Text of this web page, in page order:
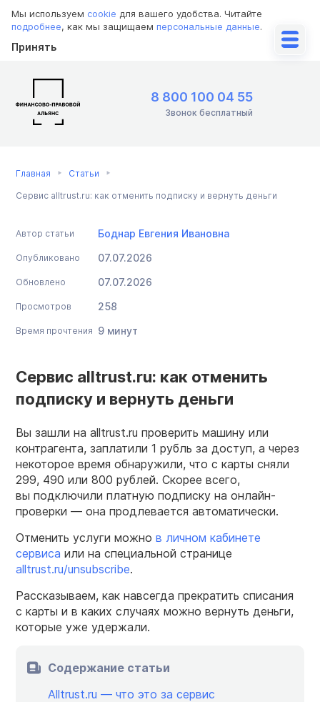
Мы используем cookie для вашего удобства. Читайте
подробнее, как мы защищаем персональные данные.
Принять
8 800 100 04 55
Звонок бесплатный
Главная Статьи
Сервис alltrust.ru: как отменить подписку и вернуть деньги
Автор статьи Боднар Евгения Ивановна
Опубликовано 07.07.2026
Обновлено 07.07.2026
Просмотров 258
Время прочтения 9 минут
Сервис alltrust.ru: как отменить
подписку и вернуть деньги
Вы зашли на alltrust.ru проверить машину или
контрагента, заплатили 1 рубль за доступ, а через
некоторое время обнаружили, что с карты сняли
299, 490 или 800 рублей. Скорее всего,
вы подключили платную подписку на онлайн-
проверки — она продлевается автоматически.
Отменить услуги можно в личном кабинете
сервиса или на специальной странице
alltrust.ru/unsubscribe.
Рассказываем, как навсегда прекратить списания
с карты и в каких случаях можно вернуть деньги,
которые уже удержали.
Содержание статьи
Alltrust.ru — что это за сервис